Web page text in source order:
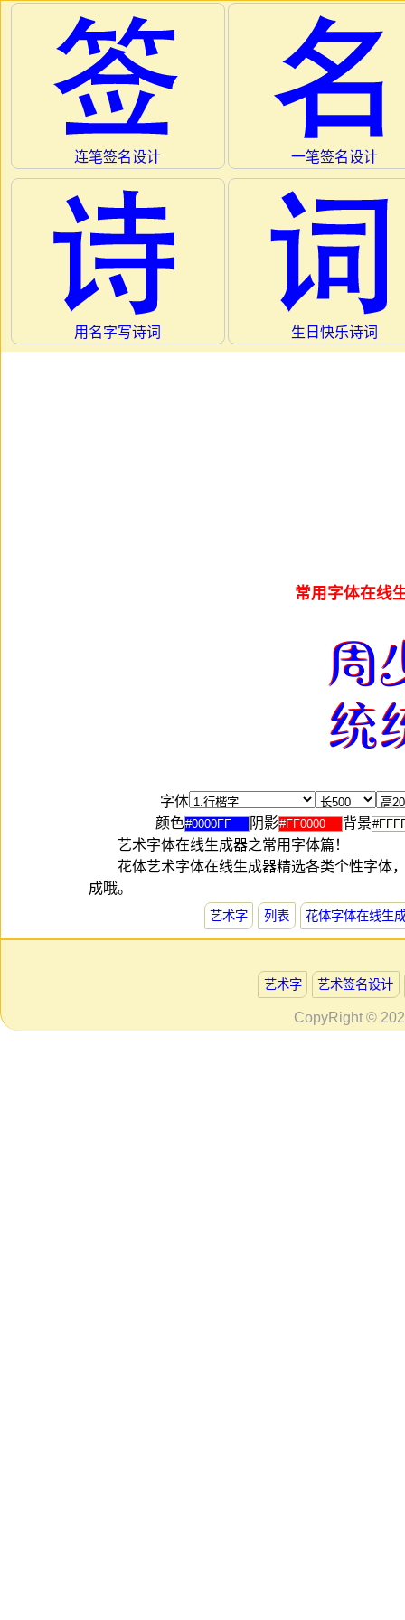
连笔签名设计 一笔签名设计
用名字写诗词 生日快乐诗词
常用字体在线
字体
颜色
阴影
背景
艺术字体在线生成器之常用字体篇！
花体艺术字体在线生成器精选各类个性字体
成哦。
艺术字 列表 花体字体在线生
艺术字 艺术签名设计
CopyRight ©